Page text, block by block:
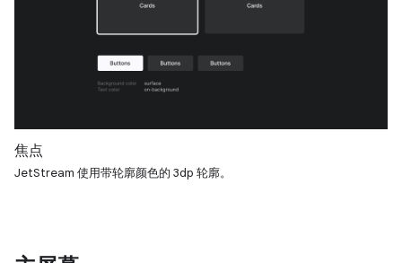
焦点
JetStream 使用带轮廓颜色的 3dp 轮廓。